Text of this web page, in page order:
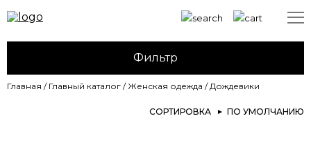
Фильтр
Главная / Главный каталог / Женская одежда /Дождевики
СОРТИРОВКА ПО УМОЛЧАНИЮ